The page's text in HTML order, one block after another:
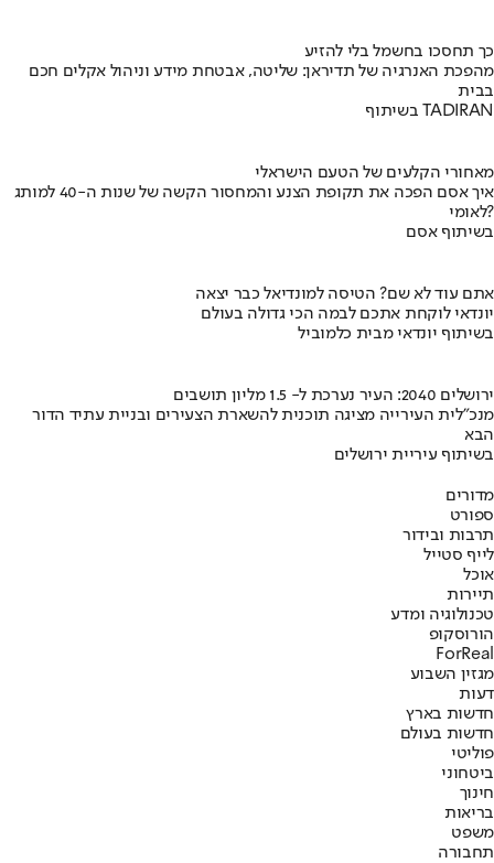
כך תחסכו בחשמל בלי להזיע
מהפכת האנרגיה של תדיראן: שליטה, אבטחת מידע וניהול אקלים חכם
בבית
בשיתוף TADIRAN
מאחורי הקלעים של הטעם הישראלי
איך אסם הפכה את תקופת הצנע והמחסור הקשה של שנות ה-40 למותג
לאומי?
בשיתוף אסם
אתם עוד לא שם? הטיסה למונדיאל כבר יצאה
יונדאי לוקחת אתכם לבמה הכי גדולה בעולם
בשיתוף יונדאי מבית כלמוביל
ירושלים 2040: העיר נערכת ל- 1.5 מליון תושבים
מנכ"לית העירייה מציגה תוכנית להשארת הצעירים ובניית עתיד הדור
הבא
בשיתוף עיריית ירושלים
מדורים
ספורט
תרבות ובידור
לייף סטייל
אוכל
תיירות
טכנולוגיה ומדע
הורוסקופ
ForReal
מגזין השבוע
דעות
חדשות בארץ
חדשות בעולם
פוליטי
ביטחוני
חינוך
בריאות
משפט
תחבורה